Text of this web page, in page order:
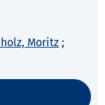
Moritz ;